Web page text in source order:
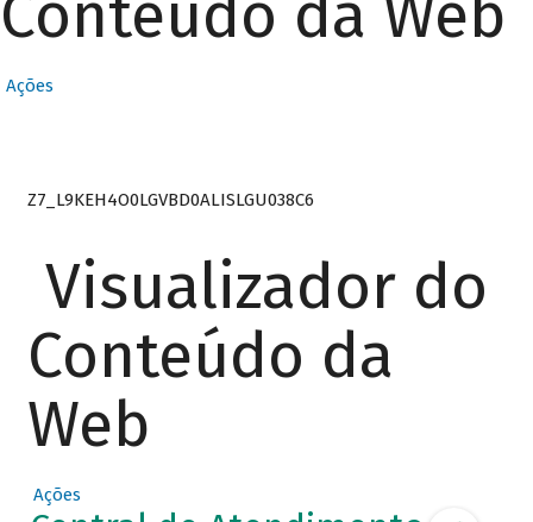
Conteúdo da Web
Ações
Z7_L9KEH4O0LGVBD0ALISLGU038C6
Visualizador do
Conteúdo da
Web
Ações